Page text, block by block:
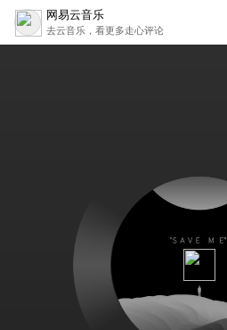
网易云音乐
去云音乐，看更多走心评论